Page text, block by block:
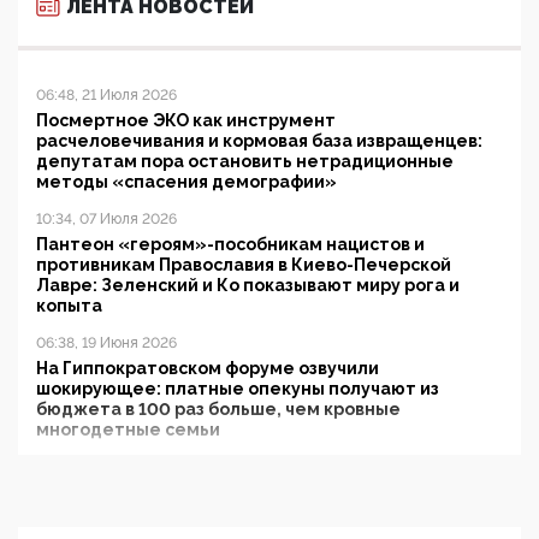
ЛЕНТА НОВОСТЕЙ
06:48, 21 Июля 2026
Посмертное ЭКО как инструмент
расчеловечивания и кормовая база извращенцев:
депутатам пора остановить нетрадиционные
методы «спасения демографии»
10:34, 07 Июля 2026
Пантеон «героям»-пособникам нацистов и
противникам Православия в Киево-Печерской
Лавре: Зеленский и Ко показывают миру рога и
копыта
06:38, 19 Июня 2026
На Гиппократовском форуме озвучили
шокирующее: платные опекуны получают из
бюджета в 100 раз больше, чем кровные
многодетные семьи